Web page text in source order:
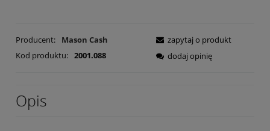
Producent:
Mason Cash
Kod produktu: 2001.088
zapytaj o produkt
dodaj opinię
Opis